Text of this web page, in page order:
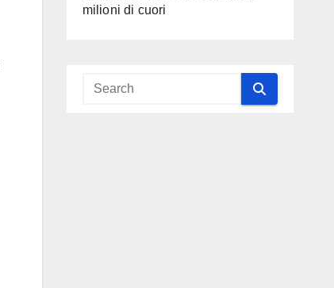
milioni di cuori